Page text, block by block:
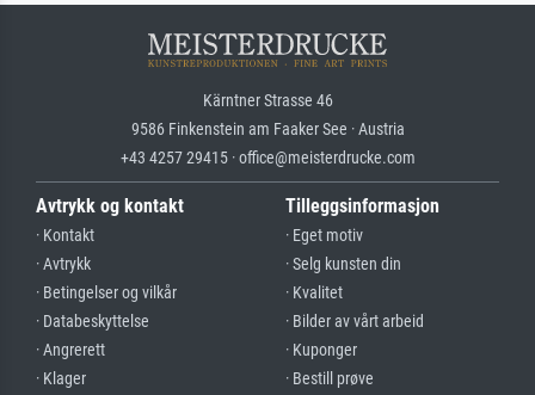
Kärntner Strasse 46
9586 Finkenstein am Faaker See · Austria
+43 4257 29415 · office@meisterdrucke.com
Avtrykk og kontakt
· Kontakt
· Avtrykk
· Betingelser og vilkår
· Databeskyttelse
· Angrerett
· Klager
Tilleggsinformasjon
· Eget motiv
· Selg kunsten din
· Kvalitet
· Bilder av vårt arbeid
· Kuponger
· Bestill prøve